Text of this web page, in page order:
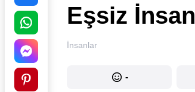
Eşsiz İnsan
İnsanlar
-